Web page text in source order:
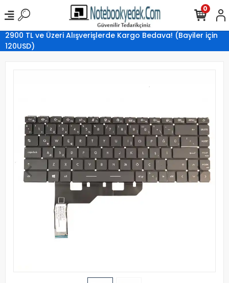
2900 TL ve Üzeri Alışverişlerde Kargo Bedava! (Bayiler için
120USD)
0